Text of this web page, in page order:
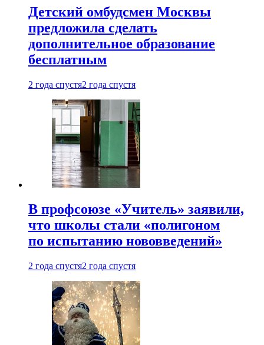
Детский омбудсмен Москвы
предложила сделать
дополнительное образование
бесплатным
2 года спустя2 года спустя
В профсоюзе «Учитель» заявили,
что школы стали «полигоном
по испытанию нововведений»
2 года спустя2 года спустя